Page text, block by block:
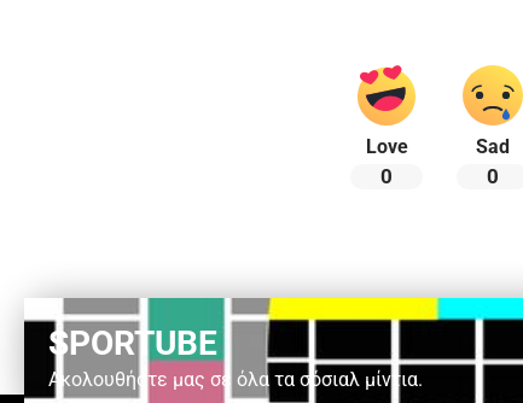
Love
0
Sad
0
SPORTUBE
Ακολουθήστε μας σε όλα τα σόσιαλ μίντια.